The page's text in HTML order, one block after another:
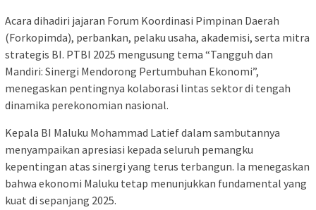
Acara dihadiri jajaran Forum Koordinasi Pimpinan Daerah
(Forkopimda), perbankan, pelaku usaha, akademisi, serta mitra
strategis BI. PTBI 2025 mengusung tema “Tangguh dan
Mandiri: Sinergi Mendorong Pertumbuhan Ekonomi”,
menegaskan pentingnya kolaborasi lintas sektor di tengah
dinamika perekonomian nasional.
Kepala BI Maluku Mohammad Latief dalam sambutannya
menyampaikan apresiasi kepada seluruh pemangku
kepentingan atas sinergi yang terus terbangun. Ia menegaskan
bahwa ekonomi Maluku tetap menunjukkan fundamental yang
kuat di sepanjang 2025.